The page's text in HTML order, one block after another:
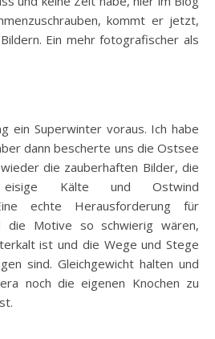
kommt er jetzt,
Ein mehr fotografischer als
ein Superwinter voraus. Ich habe
dann bescherte uns die Ostsee
die zauberhaften Bilder, die
Kälte und Ostwind
echte Herausforderung für
die Motive so schwierig wären,
ist und die Wege und Stege
sind. Gleichgewicht halten und
noch die eigenen Knochen zu